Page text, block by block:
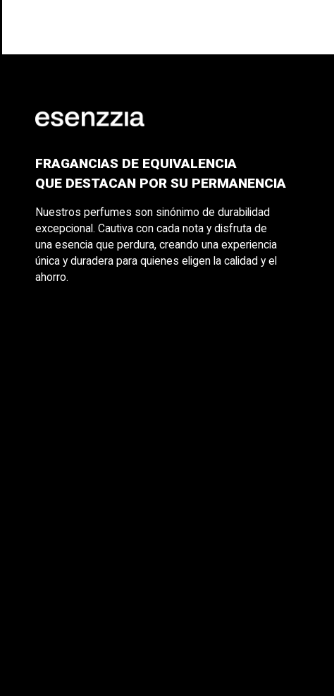
FRAGANCIAS DE EQUIVALENCIA
QUE DESTACAN POR SU PERMANENCIA
Nuestros perfumes son sinónimo de durabilidad
excepcional. Cautiva con cada nota y disfruta de
una esencia que perdura, creando una experiencia
única y duradera para quienes eligen la calidad y el
ahorro.